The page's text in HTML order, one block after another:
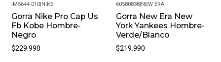
IM5644-010|NIKE
Gorra Nike Pro Cap Us
Fb Kobe Hombre-
Negro
$229.990
60580838|NEW ERA
Gorra New Era New
York Yankees Hombre-
Verde/Blanco
$219.990